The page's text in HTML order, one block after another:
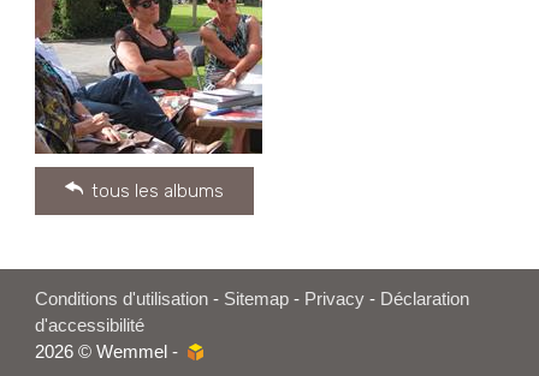
tous les albums
Conditions d'utilisation - Sitemap - Privacy - Déclaration
d'accessibilité
2026 © Wemmel -